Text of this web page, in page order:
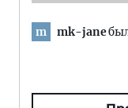
m mk-jane